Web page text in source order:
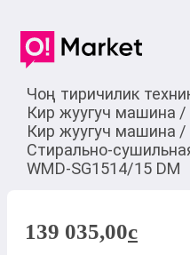
Чоң тиричилик
Кир жуугуч машина /
Кир жуугуч машина /
Стирально-
WMD-SG1514/15 DM
139 035,00c